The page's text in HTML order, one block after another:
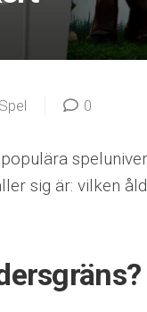
Spel 0
sig är: vilken